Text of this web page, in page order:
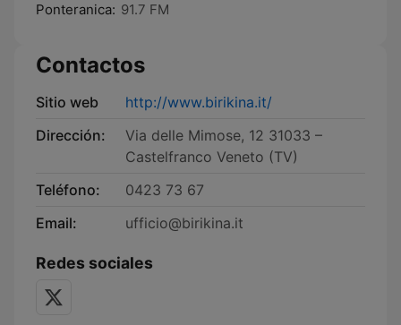
Ponteranica: 91.7 FM
Contactos
Sitio web
http://www.birikina.it/
Dirección:
Via delle Mimose, 12 31033 –
Castelfranco Veneto (TV)
Teléfono:
0423 73 67
Email:
ufficio@birikina.it
Redes sociales